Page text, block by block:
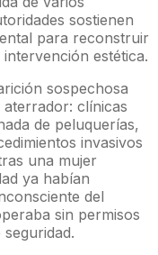
sostienen
para reconstruir
estética.
sospechosa
clínicas
de peluquerías,
invasivos
una mujer
ya habían
del
sin permisos